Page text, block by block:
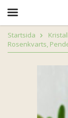
Startsida
Rosenkvarts,